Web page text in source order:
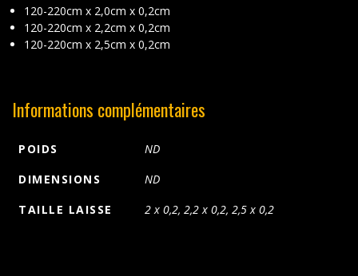
120-220cm x 2,0cm x 0,2cm
120-220cm x 2,2cm x 0,2cm
120-220cm x 2,5cm x 0,2cm
Informations complémentaires
POIDS
ND
DIMENSIONS
ND
TAILLE LAISSE
2 x 0,2, 2,2 x 0,2, 2,5 x 0,2